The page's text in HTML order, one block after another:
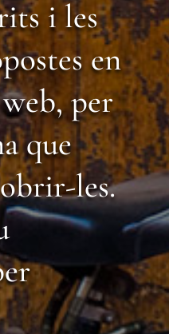
i les
en
per
que
les.